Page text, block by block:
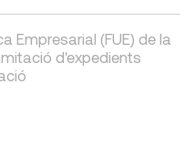
Empresarial (FUE) de la
d'expedients